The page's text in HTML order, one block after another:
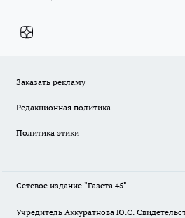
Заказать рекламу
Редакционная политика
Политика этики
Сетевое издание "Газета 45".
Учредитель Аккуратнова Ю.С.